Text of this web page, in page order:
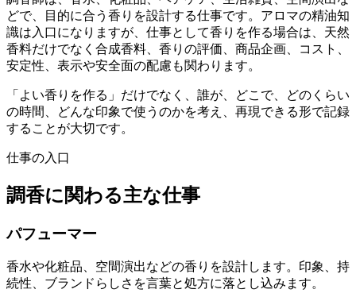
どで、目的に合う香りを設計する仕事です。アロマの精油知
識は入口になりますが、仕事として香りを作る場合は、天然
香料だけでなく合成香料、香りの評価、商品企画、コスト、
安定性、表示や安全面の配慮も関わります。
「よい香りを作る」だけでなく、誰が、どこで、どのくらい
の時間、どんな印象で使うのかを考え、再現できる形で記録
することが大切です。
仕事の入口
調香に関わる主な仕事
パフューマー
香水や化粧品、空間演出などの香りを設計します。印象、持
続性、ブランドらしさを言葉と処方に落とし込みます。